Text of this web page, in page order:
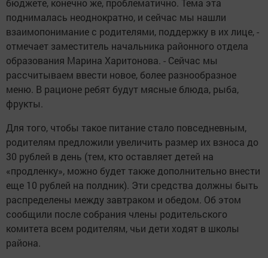
бюджете, конечно же, проблематично. Тема эта
поднималась неоднократно, и сейчас мы нашли
взаимопонимание с родителями, поддержку в их лице, -
отмечает заместитель начальника районного отдела
образования Марина Харитонова. - Сейчас мы
рассчитываем ввести новое, более разнообразное
меню. В рационе ребят будут мясные блюда, рыба,
фрукты.
Для того, чтобы такое питание стало повседневным,
родителям предложили увеличить размер их взноса до
30 рублей в день (тем, кто оставляет детей на
«продленку», можно будет также дополнительно внести
еще 10 рублей на полдник). Эти средства должны быть
распределены между завтраком и обедом. Об этом
сообщили после собрания члены родительского
комитета всем родителям, чьи дети ходят в школы
района.